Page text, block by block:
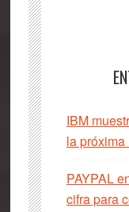
IBM
la
PAYPAL
cifra para